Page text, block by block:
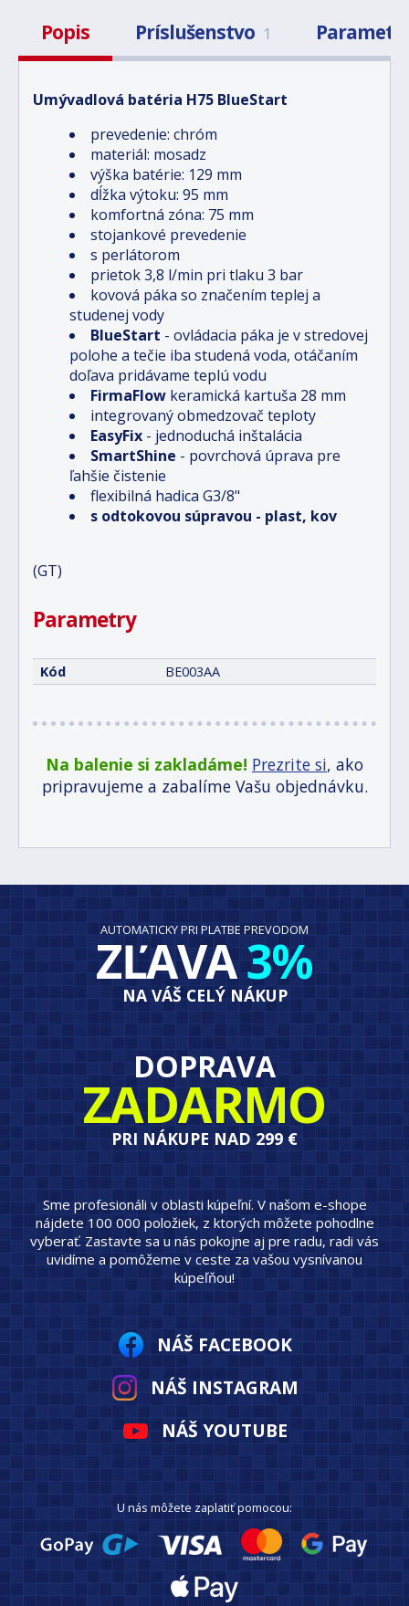
Popis Príslušenstvo 1
Umývadlová batéria H75 BlueStart
prevedenie: chróm
materiál: mosadz
výška batérie: 129 mm
dĺžka výtoku: 95 mm
komfortná zóna: 75 mm
stojankové prevedenie
s perlátorom
prietok 3,8 l/min pri tlaku 3 bar
kovová páka so značením teplej a
studenej vody
BlueStart - ovládacia páka je v stredovej
polohe a tečie iba studená voda, otáčaním
doľava pridávame teplú vodu
FirmaFlow keramická kartuša 28 mm
integrovaný obmedzovač teploty
EasyFix - jednoduchá inštalácia
SmartShine - povrchová úprava pre
ľahšie čistenie
flexibilná hadica G3/8"
s odtokovou súpravou - plast, kov
(GT)
Parametry
Kód BE003AA
Na balenie si zakladáme! Prezrite si, ako
pripravujeme a zabalíme Vašu objednávku.
AUTOMATICKY PRI PLATBE PREVODOM
ZĽAVA3%
NA VÁŠ CELÝ NÁKUP
DOPRAVA
ZADARMO
PRI NÁKUPE NAD 299 €
Sme profesionáli v oblasti kúpeľní. V našom e-shope
nájdete 100 000 položiek, z ktorých môžete pohodlne
vyberať. Zastavte sa u nás pokojne aj pre radu, radi vás
uvidíme a pomôžeme v ceste za vašou vysnívanou
kúpeľňou!
NÁŠ FACEBOOK
NÁŠ INSTAGRAM
NÁŠ YOUTUBE
U nás môžete zaplatiť pomocou: